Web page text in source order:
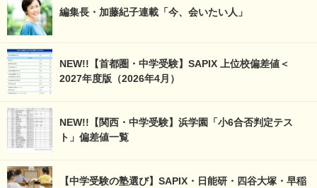
編集長・加藤紀子連載「今、会いたい人」
NEW!!【首都圏・中学受験】SAPIX 上位校偏差値＜
2027年度版（2026年4月）
NEW!!【関西・中学受験】浜学園「小6合否判定テス
ト」偏差値一覧
【中学受験の塾選び】SAPIX・日能研・四谷大塚・早稲